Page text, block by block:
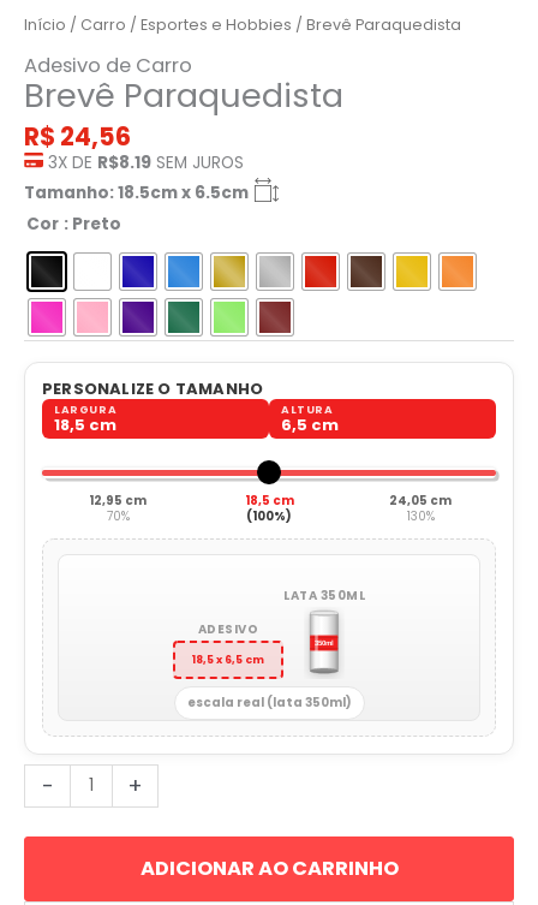
Início / Carro / Esportes e Hobbies / Brevê Paraquedista
Adesivo de Carro
Brevê Paraquedista
R$ 24,56
3X DE R$8.19 SEM JUROS
Tamanho: 18.5cm x 6.5cm
Cor : Preto
PERSONALIZE O TAMANHO
LARGURA
18,5 cm
ALTURA
6,5 cm
12,95 cm
70%
18,5 cm
(100%)
24,05 cm
130%
ADESIVO
18,5 x 6,5 cm
LATA 350ML
escala real (lata 350ml)
-
Paraquedista
quantidade
+
ADICIONAR AO CARRINHO